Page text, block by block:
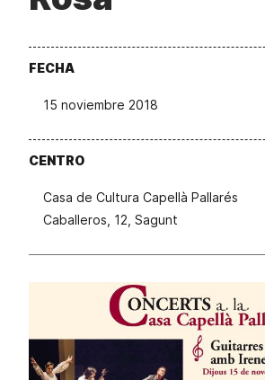
FECHA
15 noviembre 2018
CENTRO
Casa de Cultura Capellà Pallarés
Caballeros, 12, Sagunt